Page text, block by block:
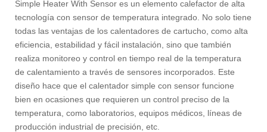
Simple Heater With Sensor es un elemento calefactor de alta
tecnología con sensor de temperatura integrado. No solo tiene
todas las ventajas de los calentadores de cartucho, como alta
eficiencia, estabilidad y fácil instalación, sino que también
realiza monitoreo y control en tiempo real de la temperatura
de calentamiento a través de sensores incorporados. Este
diseño hace que el calentador simple con sensor funcione
bien en ocasiones que requieren un control preciso de la
temperatura, como laboratorios, equipos médicos, líneas de
producción industrial de precisión, etc.